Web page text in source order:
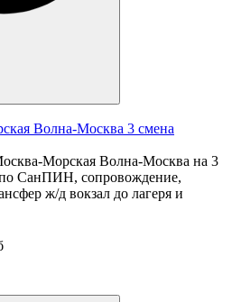
Волна-Москва 3 смена
Морская Волна-Москва на 3
СанПИН, сопровождение,
ж/д вокзал до лагеря и